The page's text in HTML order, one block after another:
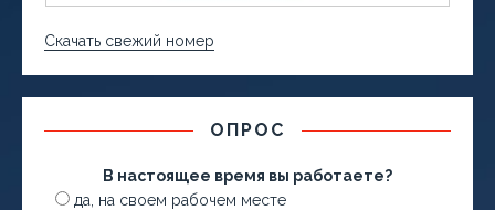
Скачать свежий номер
ОПРОС
В настоящее время вы работаете?
да, на своем рабочем месте